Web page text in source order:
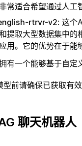
常适合希望通过人工
rtrvr-v2: 这个
提取大型数据集中
用。它的优势在于能
有一个能够基于自定
前请确保已获取有效
聊天机器人